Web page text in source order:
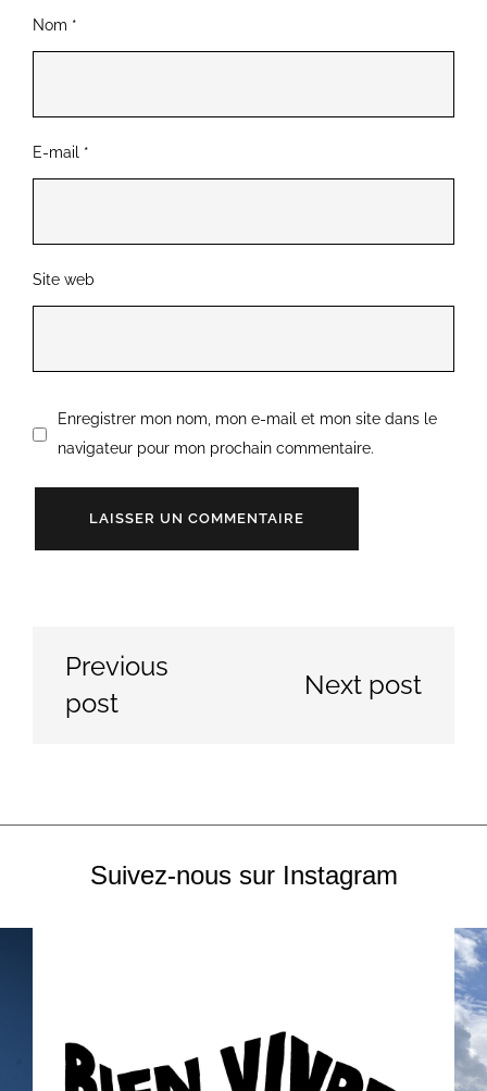
Nom *
E-mail *
Site web
Enregistrer mon nom, mon e-mail et mon site dans le
navigateur pour mon prochain commentaire.
Previous
post
Next post
Suivez-nous sur Instagram